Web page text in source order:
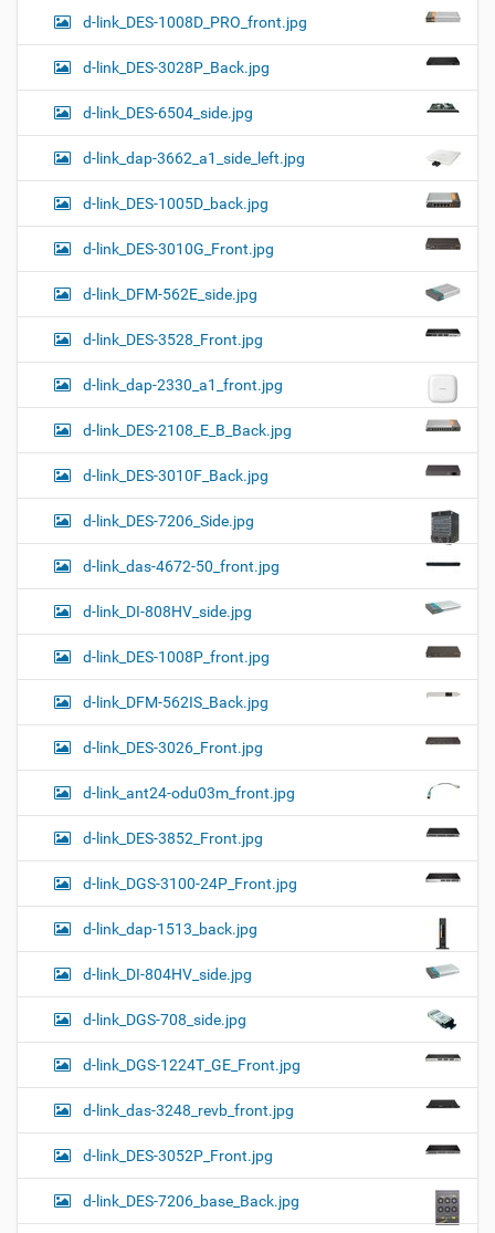
d-link_DES-1008D_PRO_front.jpg
d-link_DES-3028P_Back.jpg
d-link_DES-6504_side.jpg
d-link_dap-3662_a1_side_left.jpg
d-link_DES-1005D_back.jpg
d-link_DES-3010G_Front.jpg
d-link_DFM-562E_side.jpg
d-link_DES-3528_Front.jpg
d-link_dap-2330_a1_front.jpg
d-link_DES-2108_E_B_Back.jpg
d-link_DES-3010F_Back.jpg
d-link_DES-7206_Side.jpg
d-link_das-4672-50_front.jpg
d-link_DI-808HV_side.jpg
d-link_DES-1008P_front.jpg
d-link_DFM-562IS_Back.jpg
d-link_DES-3026_Front.jpg
d-link_ant24-odu03m_front.jpg
d-link_DES-3852_Front.jpg
d-link_DGS-3100-24P_Front.jpg
d-link_dap-1513_back.jpg
d-link_DI-804HV_side.jpg
d-link_DGS-708_side.jpg
d-link_DGS-1224T_GE_Front.jpg
d-link_das-3248_revb_front.jpg
d-link_DES-3052P_Front.jpg
d-link_DES-7206_base_Back.jpg